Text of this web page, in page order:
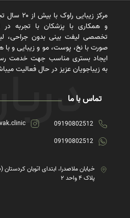
مرکز زیبایی راوک با
و همکاری با پزشکان با تجربه در
تخصصی لیفت بینی بدون جراحی،
صورت با نخ، پوست، مو و زیبایی و
ایجاد بستری مناسب جهت خدمت
به زیباجویان عزیز در حال فعالیت
تماس با ما
09190802512
09190802512
خیابان ملاصدرا، ابتدای اتوبان
پلاک ۴ واحد ۲